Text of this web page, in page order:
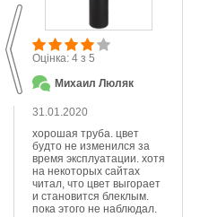
Оцінка: 4 з 5
Михаил Люляк
31.01.2020
хорошая труба. цвет
будто не изменился за
время эксплуатации. хотя
на некоторых сайтах
читал, что цвет выгорает
и становится блеклым.
пока этого не наблюдал.